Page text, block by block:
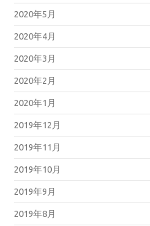
2020年5月
2020年4月
2020年3月
2020年2月
2020年1月
2019年12月
2019年11月
2019年10月
2019年9月
2019年8月